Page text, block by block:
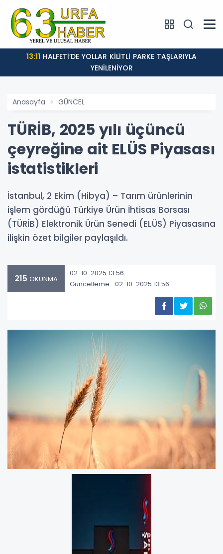
13:11
YENİLENİYOR
Anasayfa GÜNCEL
TÜRİB, 2025 yılı üçüncü
çeyreğine ait ELÜS Piyasası
istatistikleri
İstanbul, 2 Ekim (Hibya) – Tarım ürünlerinin
işlem gördüğü Türkiye Ürün İhtisas Borsası
(TÜRİB) Elektronik Ürün Senedi (ELÜS) Piyasasına
ilişkin özet bilgiler paylaşıldı.
215 OKUNMA
02-10-2025 13:56
Güncelleme : 02-10-2025 13:56